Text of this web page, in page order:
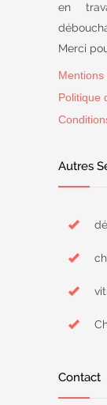
en
Merci
Mentions
Politique
Autres
Contact